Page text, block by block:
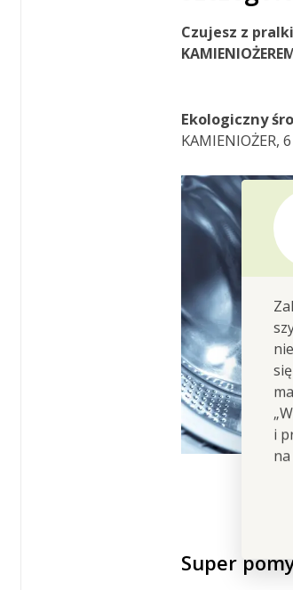
i
Czujesz z
Ekologiczny
KAMIENIOŻER,
Super